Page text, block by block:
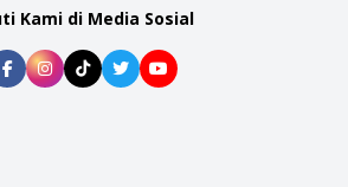
Kami di Media Sosial